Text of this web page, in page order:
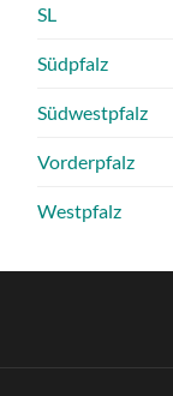
SL
Südpfalz
Südwestpfalz
Vorderpfalz
Westpfalz